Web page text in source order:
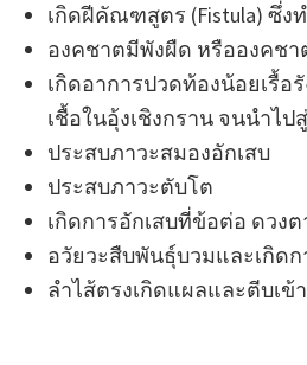
เกิดฝีคัณฑสูตร (Fistula) ซึ่ง
องคชาตมีพังผืด หรือองคช
เกิดอาการปวดท้องน้อยเรื้อ
เชื้อในอุ้งเชิงกราน จนนำไ
ประสบภาวะสมองอักเสบ
ประสบภาวะตับโต
เกิดการอักเสบที่ข้อต่อ ดวง
อวัยวะสืบพันธุ์บวมและเกิดก
ลำไส้ตรงเกิดแผลและตีบเข้